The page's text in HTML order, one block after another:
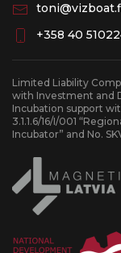
+358 40
Limited Liability
with Investment and
Incubation support
3.1.1.6/16/I/001
Incubator” and No.